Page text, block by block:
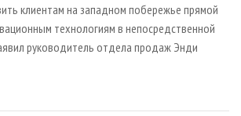
клиентам на западном побережье прямой
технологиям в непосредственной
руководитель отдела продаж Энди